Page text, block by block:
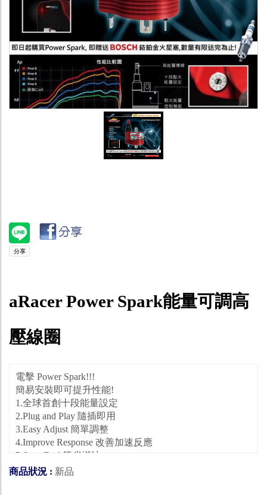
aRacer Power Spark能量可調高
壓線圈
電擊 Power Spark!!!
簡易安裝即可提升性能!
1.全球首創十段能量設定
2.Plug and Play 隨插即用
3.Easy Adjust 簡單調整
4.Improve Response 改善加速反應
5.Save Fuel 節省燃油
6.Boost Power 馬力提升
商品狀況 : 新品